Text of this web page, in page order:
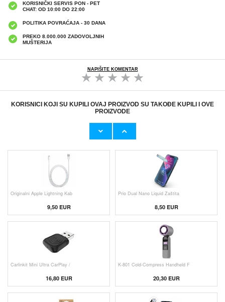
KORISNIČKI SERVIS PON - PET
CHAT: OD 10:00 DO 22:00
POLITIKA POVRAĆAJA - 30 DANA
PREKO 8.000.000 ZADOVOLJNIH
MUŠTERIJA
NAPIŠITE KOMENTAR
KORISNICI KOJI SU KUPILI OVAJ PROIZVOD SU TAKOĐE KUPILI I OVE
PROIZVODE
HHW 660W GaN 10-Port USB-C Cha
Originalni Apple Lightning Kab
9,50 EUR
Prio Dual Nano Liquid Zaštita
8,50 EUR
Carlinkit Mini Ultra CarPlay /
16,80 EUR
K-801 Cold-Compress Handheld F
20,30 EUR